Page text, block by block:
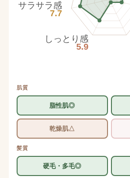
しっとり感
5.9
サラサラ感
7.7
肌質
脂性肌◎
乾燥肌△
髪質
硬毛・多毛◎